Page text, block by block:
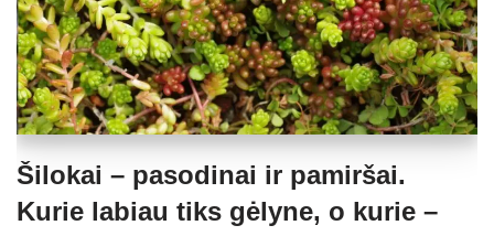
Šilokai – pasodinai ir pamiršai.
Kurie labiau tiks gėlyne, o kurie –